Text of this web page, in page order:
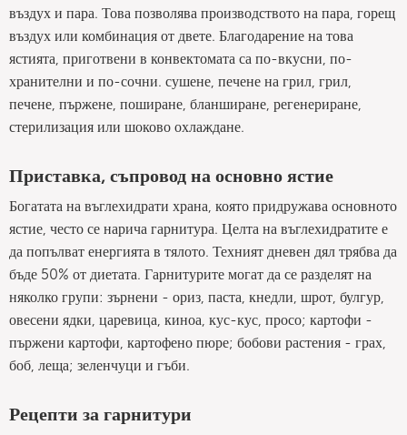
въздух и пара. Това позволява производството на пара, горещ
въздух или комбинация от двете. Благодарение на това
ястията, приготвени в конвектомата са по-вкусни, по-
хранителни и по-сочни. сушене, печене на грил, грил,
печене, пържене, поширане, бланширане, регенериране,
стерилизация или шоково охлаждане.
Приставка, съпровод на основно ястие
Богатата на въглехидрати храна, която придружава основното
ястие, често се нарича гарнитура. Целта на въглехидратите е
да попълват енергията в тялото. Техният дневен дял трябва да
бъде 50% от диетата. Гарнитурите могат да се разделят на
няколко групи: зърнени - ориз, паста, кнедли, шрот, булгур,
овесени ядки, царевица, киноа, кус-кус, просо; картофи -
пържени картофи, картофено пюре; бобови растения - грах,
боб, леща; зеленчуци и гъби.
Рецепти за гарнитури